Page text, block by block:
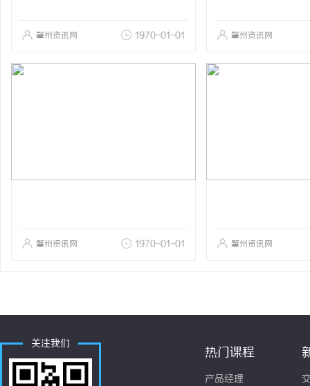
肇州资讯网 1970-01-01 肇州资讯网
肇州资讯网 1970-01-01 肇州资讯网
关注我们
热门课程
产品经理